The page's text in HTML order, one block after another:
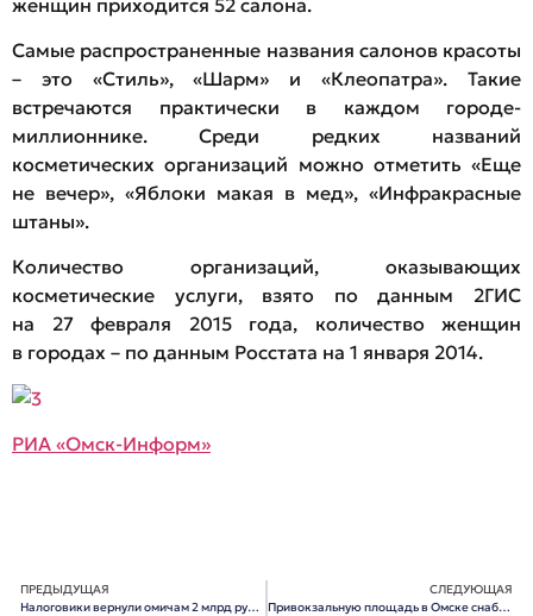
Самые распространенные названия салонов красоты
– это «Стиль», «Шарм» и «Клеопатра». Такие
встречаются практически в каждом городе-
миллионнике. Среди редких названий
косметических организаций можно отметить «Еще
не вечер», «Яблоки макая в мед», «Инфракрасные
штаны».
Количество организаций, оказывающих
косметические услуги, взято по данным 2ГИС
на 27 февраля 2015 года, количество женщин
в городах – по данным Росстата на 1 января 2014.
РИА «Омск-Информ»
ПРЕДЫДУЩАЯ
Налоговики вернули омичам 2 млрд рублей
СЛЕДУЮЩАЯ
Привокзальную площадь в Омске снабдят прудом и сквером